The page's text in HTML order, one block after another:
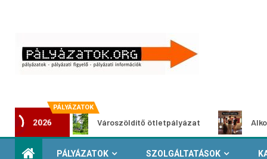
PÁLYÁZATOK
2026 Városzöldítő ötletpályázat Alkotói
PÁLYÁZATOK SZOLGÁLTATÁSOK